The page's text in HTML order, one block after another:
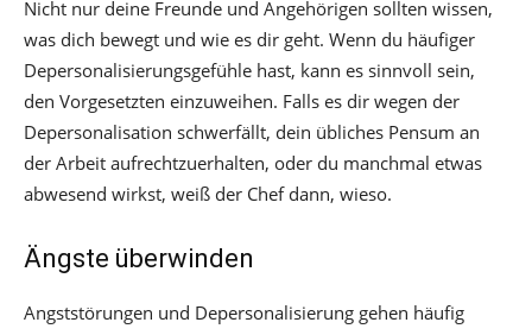
Nicht nur deine Freunde und Angehörigen sollten wissen,
was dich bewegt und wie es dir geht. Wenn du häufiger
Depersonalisierungsgefühle hast, kann es sinnvoll sein,
den Vorgesetzten einzuweihen. Falls es dir wegen der
Depersonalisation schwerfällt, dein übliches Pensum an
der Arbeit aufrechtzuerhalten, oder du manchmal etwas
abwesend wirkst, weiß der Chef dann, wieso.
Ängste überwinden
Angststörungen und Depersonalisierung gehen häufig